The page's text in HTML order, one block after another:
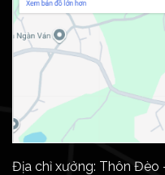
Địa chỉ xưởng: Thôn Đèo